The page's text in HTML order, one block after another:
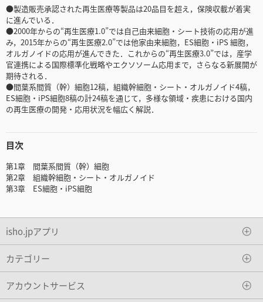
●製造販売承認された再生医療等製品は20品目を超え，保険収載が着実
に進んでいる．
●2000年からの“再生医療1.0”では自己由来細胞・シート技術の応用が進
み，2015年からの“再生医療2.0”では他家由来細胞，ES細胞・iPS 細胞，
オルガノイドの応用が進んできた．これからの“再生医療3.0”では，産学
官連携による国際標準化戦略やエクソソーム応用まで，さらなる新展開が
期待される．
●間葉系間質（幹）細胞12稿，組織幹細胞・シート・オルガノイド4稿，
ES細胞・iPS細胞8稿の計24稿を通じて，多様な領域・疾患における国内
の再生医療の開発・応用状況を幅広く解説．
目次
第1章 間葉系間質（幹）細胞
第2章 組織幹細胞・シート・オルガノイド
第3章 ES細胞・iPS細胞
isho.jpアプリ
カテゴリー
アカウントサービス